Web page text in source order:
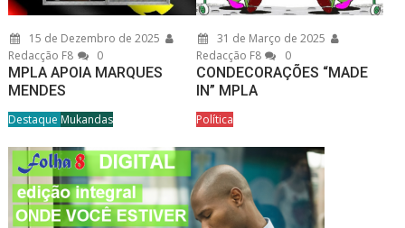
15 de Dezembro de 2025
Redacção F8
0
MPLA APOIA MARQUES
MENDES
Destaque Mukandas
31 de Março de 2025
Redacção F8
0
CONDECORAÇÕES “MADE
IN” MPLA
Política